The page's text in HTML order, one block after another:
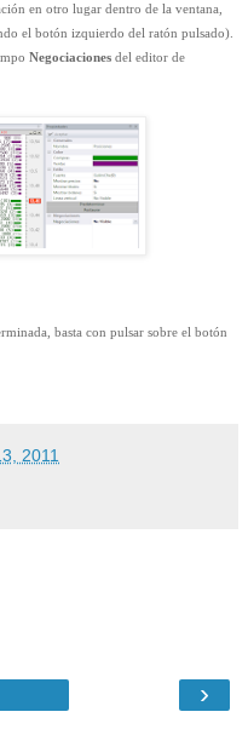
en otro lugar dentro de la ventana,
el botón izquierdo del ratón pulsado).
Negociaciones del editor de
basta con pulsar sobre el botón
2011
›